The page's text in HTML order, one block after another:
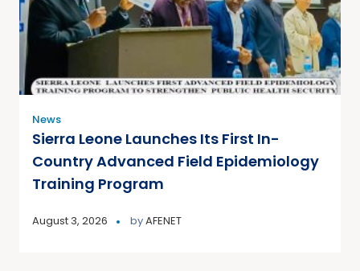
News
Sierra Leone Launches Its First In-
Country Advanced Field Epidemiology
Training Program
August 3, 2026 byAFENET